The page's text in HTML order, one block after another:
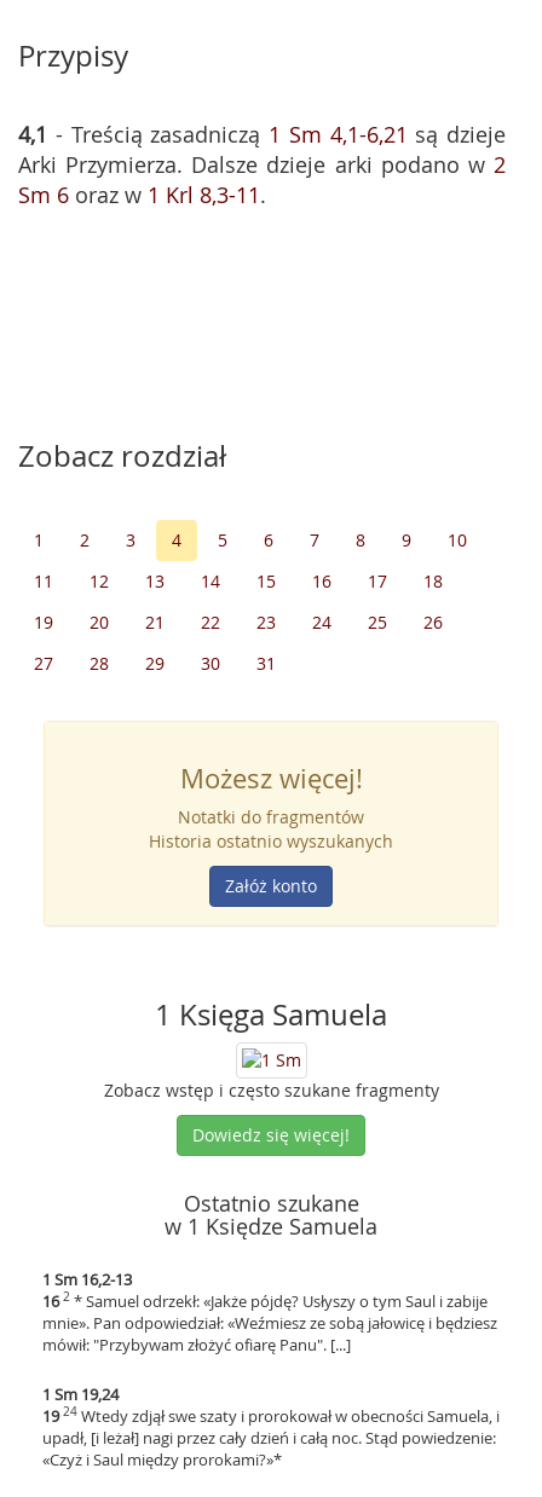
Przypisy
4,1 - Treścią zasadniczą 1 Sm 4,1-6,21 są dzieje
Arki Przymierza. Dalsze dzieje arki podano w 2
Sm 6 oraz w 1 Krl 8,3-11.
Zobacz rozdział
1 2 3 4 5 6 7 8 9
10
11
12 13 14 15 16 17
18
19
20 21 22 23 24 25
26
27
28 29 30 31
Możesz więcej!
Notatki do fragmentów
Historia ostatnio wyszukanych
Załóż konto
1 Księga Samuela
Zobacz wstęp i często szukane fragmenty
Dowiedz się więcej!
Ostatnio szukane
w 1 Księdze Samuela
1 Sm 16,2-13
16 2 * Samuel odrzekł: «Jakże pójdę? Usłyszy o tym Saul i zabije
mnie». Pan odpowiedział: «Weźmiesz ze sobą jałowicę i będziesz
mówił: "Przybywam złożyć ofiarę Panu". [...]
1 Sm 19,24
1924 Wtedy zdjął swe szaty i prorokował w obecności Samuela, i
upadł, [i leżał] nagi przez cały dzień i całą noc. Stąd powiedzenie:
«Czyż i Saul między prorokami?»*